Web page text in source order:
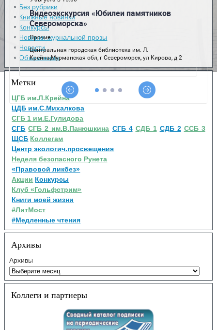
Без рубрики
Книжные новинки
Конкурсы
Новинки журнальной прозы
Новости
Объявления
Метки
ЦГБ им.Л.Крейна
ЦДБ им.С.Михалкова
СГБ 1 им.Е.Гулидова
СГБ СГБ 2 им.В.Панюшкина СГБ 4 СДБ 1 СДБ 2 ССБ 3
ЩСБ Коллегам
Центр экологич.просвещения
Неделя безопасного Рунета
«Правовой ликбез»
Акции Конкурсы
Клуб «Гольфстрим»
Книги моей жизни
#ЛитМост
#Медленные чтения
Архивы
Архивы
Коллеги и партнеры